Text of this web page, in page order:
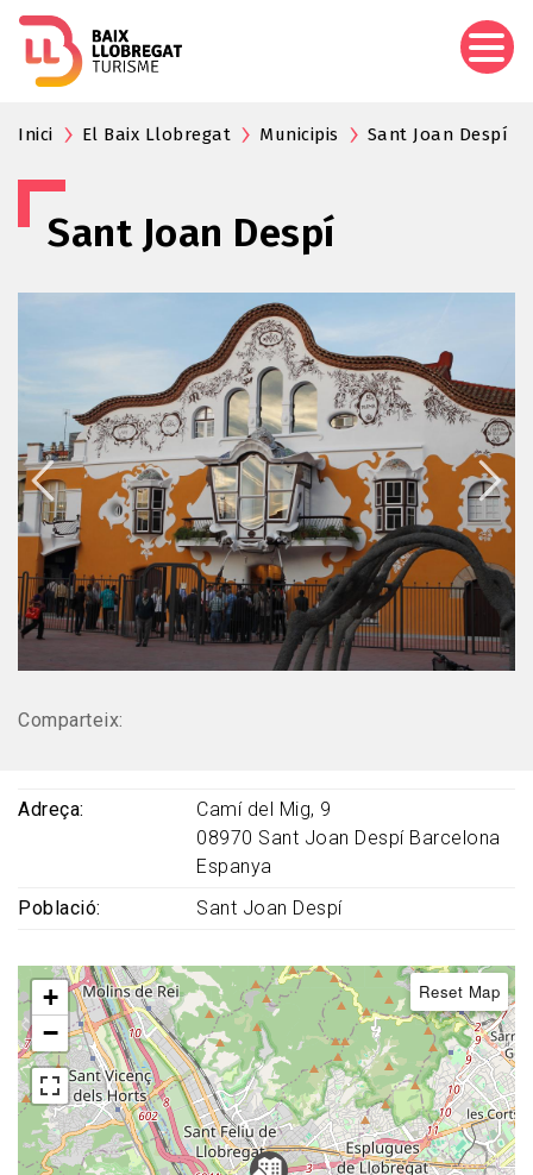
Inici El Baix Llobregat Municipis Sant Joan Despí
Sant Joan Despí
Comparteix:
Adreça
Camí del Mig, 9
08970 Sant Joan Despí Barcelona
Espanya
Població
Sant Joan Despí
+
−
Reset Map